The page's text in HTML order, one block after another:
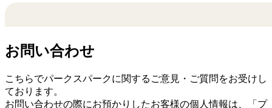
お問い合わせ
こちらでパークスパークに関するご意見・ご質問をお受けし
ております。
お問い合わせの際にお預かりしたお客様の個人情報は、「 プ